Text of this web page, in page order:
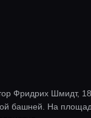
Фридрих Шмидт,
башней. На